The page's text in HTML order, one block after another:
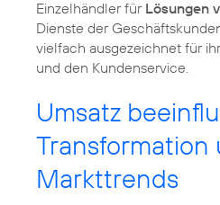
Einzelhändler für Lösungen
Dienste der
vielfach ausgezeichnet für
und den Kundenservice.
Umsatz
Transformation
Markttrends